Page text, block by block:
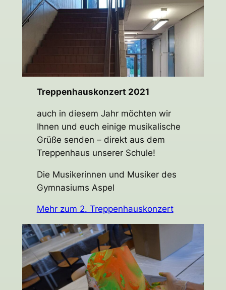
Treppenhauskonzert 2021
auch in diesem Jahr möchten wir
Ihnen und euch einige musikalische
Grüße senden – direkt aus dem
Treppenhaus unserer Schule!
Die Musikerinnen und Musiker des
Gymnasiums Aspel
Mehr zum 2. Treppenhauskonzert